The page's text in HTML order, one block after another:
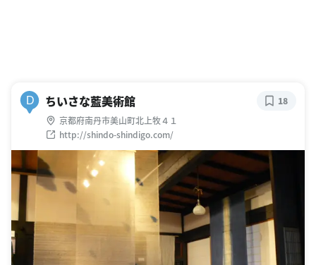
D ちいさな藍美術館
京都府南丹市美山町北上牧４１
http://shindo-shindigo.com/
18